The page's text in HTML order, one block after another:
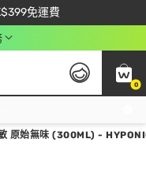
免運費
享獨家優惠即減$50
0
原始無味 (300ML) -